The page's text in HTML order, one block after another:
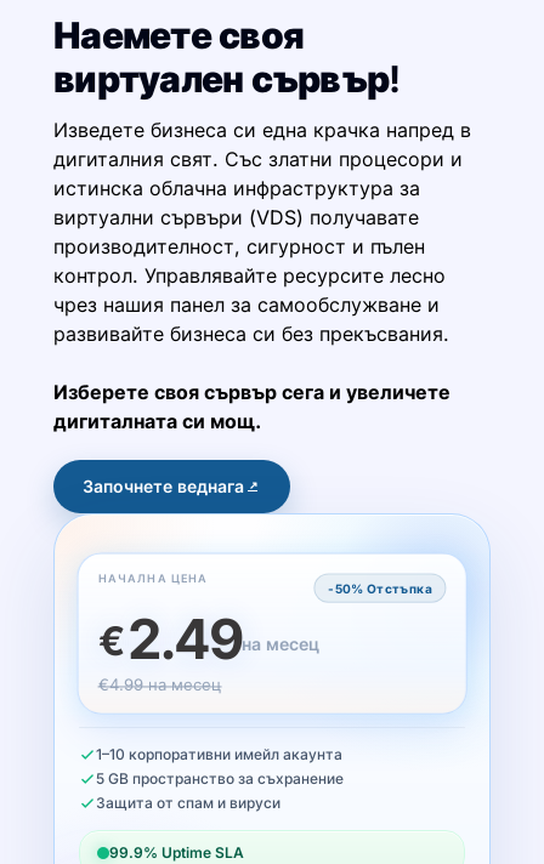
Наемете своя
виртуален сървър!
Изведете бизнеса си една крачка напред в
дигиталния свят. Със златни процесори и
истинска облачна инфраструктура за
виртуални сървъри (VDS) получавате
производителност, сигурност и пълен
контрол. Управлявайте ресурсите лесно
чрез нашия панел за самообслужване и
развивайте бизнеса си без прекъсвания.
Изберете своя сървър сега и увеличете
дигиталната си мощ.
Започнете веднага
НАЧАЛНА ЦЕНА
-50% Отстъпка
€2.49на месец
€4.99 на месец
1–10 корпоративни имейл акаунта
5 GB пространство за съхранение
Защита от спам и вируси
99.9% Uptime SLA